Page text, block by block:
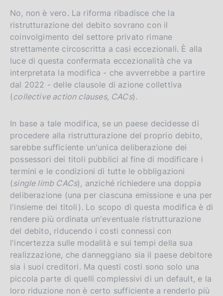
No, non è vero. La riforma ribadisce che la
ristrutturazione del debito sovrano con il
coinvolgimento del settore privato rimane
strettamente circoscritta a casi eccezionali. È alla
luce di questa confermata eccezionalità che va
interpretata la modifica - che avverrebbe a partire
dal 2022 - delle clausole di azione collettiva
(collective action clauses, CACs).
In base a tale modifica, se un paese decidesse di
procedere alla ristrutturazione del proprio debito,
sarebbe sufficiente un'unica deliberazione dei
possessori dei titoli pubblici al fine di modificare i
termini e le condizioni di tutte le obbligazioni
(single limb CACs), anziché richiedere una doppia
deliberazione (una per ciascuna emissione e una per
l'insieme dei titoli). Lo scopo di questa modifica è di
rendere più ordinata un'eventuale ristrutturazione
del debito, riducendo i costi connessi con
l'incertezza sulle modalità e sui tempi della sua
realizzazione, che danneggiano sia il paese debitore
sia i suoi creditori. Ma questi costi sono solo una
piccola parte di quelli complessivi di un default, e la
loro riduzione non è certo sufficiente a renderlo più